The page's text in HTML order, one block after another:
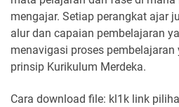
mengajar. Setiap perangkat ajar
alur dan capaian pembelajaran
menavigasi proses pembelajaran
prinsip Kurikulum Merdeka.
Cara download file: kl1k link